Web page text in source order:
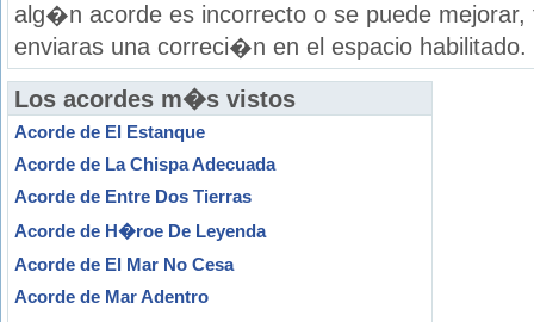
alg�n acorde es incorrecto o se puede
enviaras una correci�n en el espacio habilitado.
Los acordes m�s vistos
Acorde de El Estanque
Acorde de La Chispa Adecuada
Acorde de Entre Dos Tierras
Acorde de H�roe De Leyenda
Acorde de El Mar No Cesa
Acorde de Mar Adentro